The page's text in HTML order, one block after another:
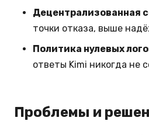
Децентрализованная
точки отказа, выше
Политика нулевых
ответы Kimi никогда не
Проблемы и